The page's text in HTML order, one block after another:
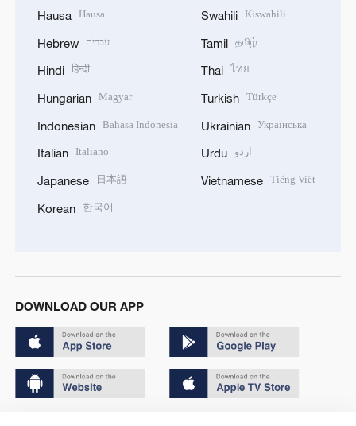
Hausa Hausa
Hebrew עברית
Hindi हिन्दी
Hungarian Magyar
Indonesian Bahasa Indonesia
Italian Italiano
Japanese 日本語
Korean 한국어
Swahili Kiswahili
Tamil தமிழ்
Thai ไทย
Turkish Türkçe
Ukrainian Українська
Urdu اردو
Vietnamese Tiếng Việt
DOWNLOAD OUR APP